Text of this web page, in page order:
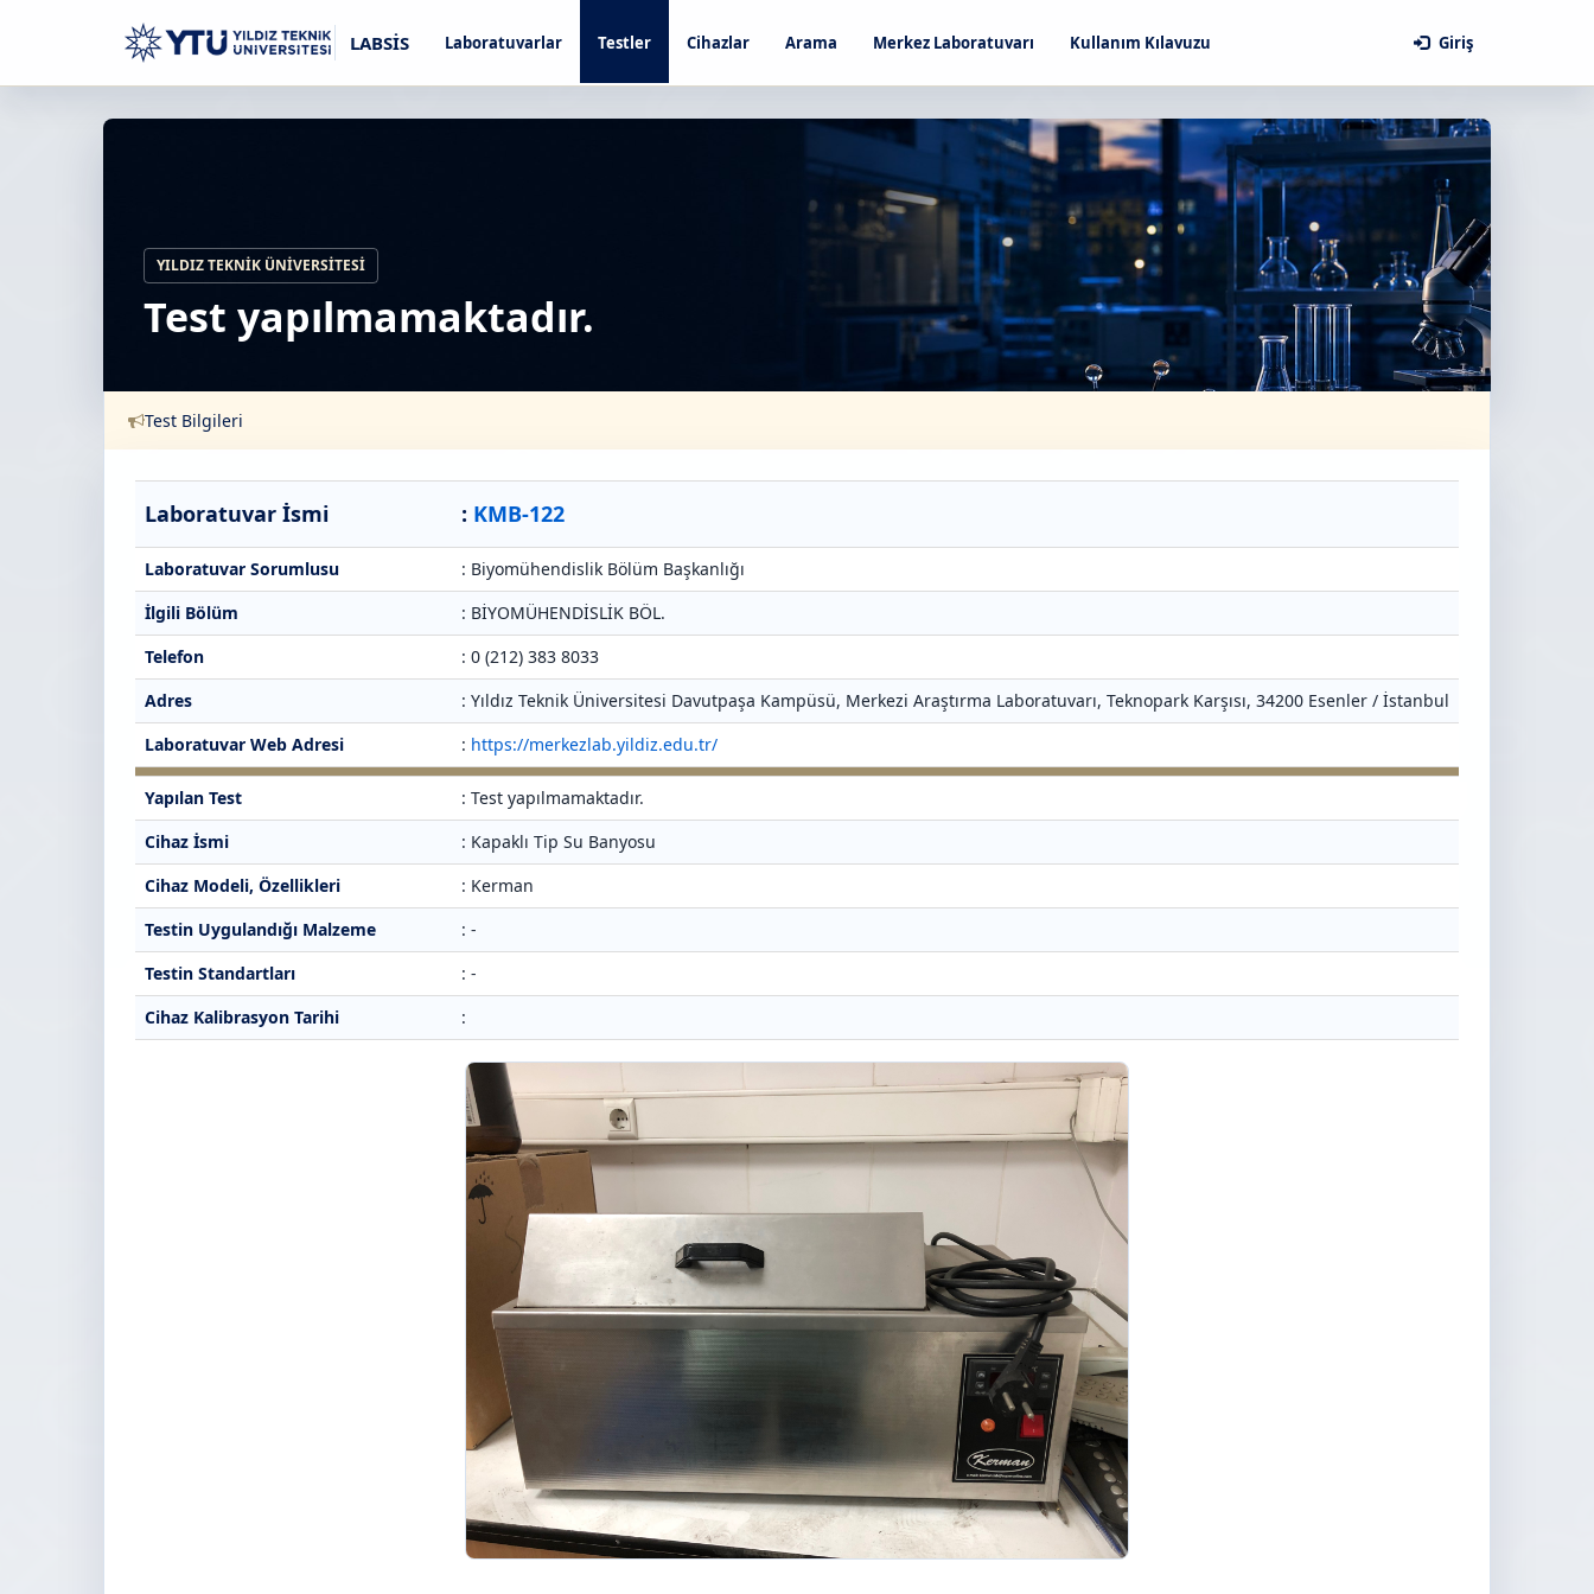
LABSİS Laboratuvarlar Testler Cihazlar Arama Merkez Laboratuvarı Kullanım Kılavuzu Giriş
YILDIZ TEKNIK ÜNIVERSITESI
Test yapılmamaktadır.
Test Bilgileri
Laboratuvar İsmi : KMB-122
Laboratuvar Sorumlusu
: Biyomühendislik Bölüm Başkanlığı
İlgili Bölüm
: BİYOMÜHENDİSLİK BÖL.
Telefon
: 0 (212) 383 8033
Adres
: Yıldız Teknik Üniversitesi Davutpaşa Kampüsü, Merkezi Araştırma Laboratuvarı, Teknopark Karşısı, 34200 Esenler / İstanbul
Laboratuvar Web Adresi
: https://merkezlab.yildiz.edu.tr/
Yapılan Test
: Test yapılmamaktadır.
Cihaz İsmi
: Kapaklı Tip Su Banyosu
Cihaz Modeli, Özellikleri
: Kerman
Testin Uygulandığı Malzeme
: -
Testin Standartları
: -
Cihaz Kalibrasyon Tarihi
: